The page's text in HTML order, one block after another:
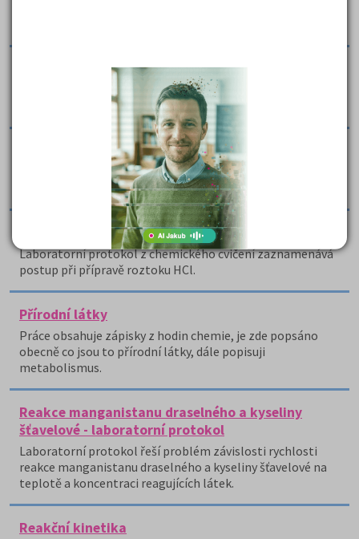
Prvky VIII. Skupina
Práce formou výpisků charakterizuje obecné vlastnosti
této skupiny prvků zvané vzácné plyny.
Příklady pesticidů
Práce uvádí příklady některých skupin pesticidů bez
Příprava roztoku HCl - laboratorní protokol
Laboratorní protokol z chemického cvičení zaznamenává
postup při přípravě roztoku HCl.
Přírodní látky
Práce obsahuje zápisky z hodin chemie, je zde popsáno
obecně co jsou to přírodní látky, dále popisuji
metabolismus.
Reakce manganistanu draselného a kyseliny
šťavelové - laboratorní protokol
Laboratorní protokol řeší problém závislosti rychlosti
reakce manganistanu draselného a kyseliny šťavelové na
teplotě a koncentraci reagujících látek.
Reakční kinetika